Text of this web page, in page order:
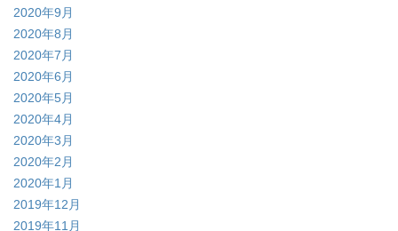
2020年9月
2020年8月
2020年7月
2020年6月
2020年5月
2020年4月
2020年3月
2020年2月
2020年1月
2019年12月
2019年11月